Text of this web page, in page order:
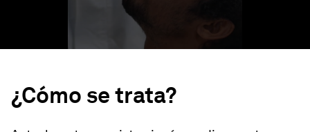
¿Cómo se trata?